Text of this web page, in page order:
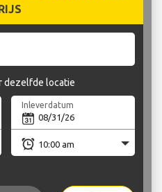
dezelfde locatie
Inleverdatum